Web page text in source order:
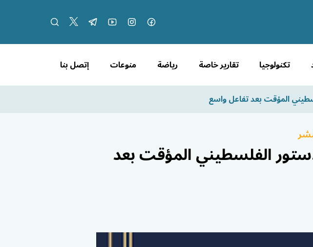
تكنولوجيا تقارير خاصة رياضة منوعات إتصل بنا
المؤقت بعد تفاعل واسع
الفلسطيني المؤقت بعد